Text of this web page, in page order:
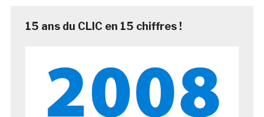
15 ans du CLIC en 15 chiffres !